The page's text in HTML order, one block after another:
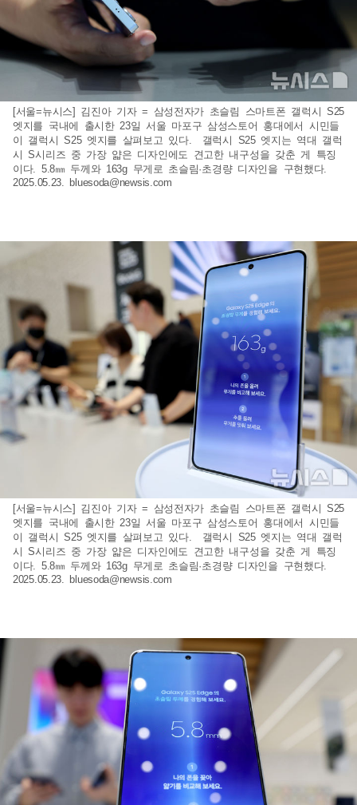
[서울=뉴시스] 김진아 기자 = 삼성전자가 초슬림 스마트폰 갤럭시 S25
엣지를 국내에 출시한 23일 서울 마포구 삼성스토어 홍대에서 시민들
이 갤럭시 S25 엣지를 살펴보고 있다. 갤럭시 S25 엣지는 역대 갤럭
시 S시리즈 중 가장 얇은 디자인에도 견고한 내구성을 갖춘 게 특징
이다. 5.8㎜ 두께와 163g 무게로 초슬림·초경량 디자인을 구현했다.
2025.05.23.
bluesoda@newsis.com
[서울=뉴시스] 김진아 기자 = 삼성전자가 초슬림 스마트폰 갤럭시 S25
엣지를 국내에 출시한 23일 서울 마포구 삼성스토어 홍대에서 시민들
이 갤럭시 S25 엣지를 살펴보고 있다. 갤럭시 S25 엣지는 역대 갤럭
시 S시리즈 중 가장 얇은 디자인에도 견고한 내구성을 갖춘 게 특징
이다. 5.8㎜ 두께와 163g 무게로 초슬림·초경량 디자인을 구현했다.
2025.05.23. bluesoda@newsis.com